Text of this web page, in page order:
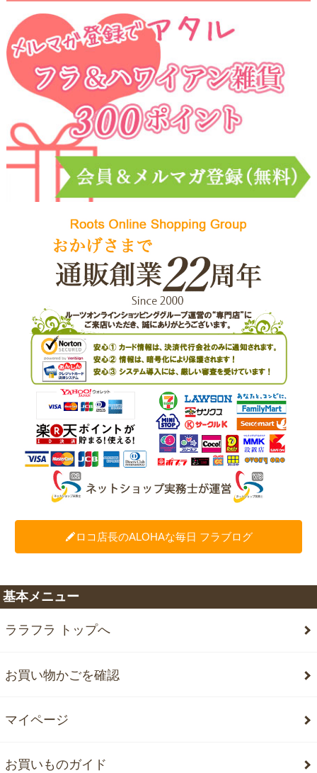
ロコ店長のALOHAな毎日 フラブログ
基本メニュー
ララフラ トップへ
お買い物かごを確認
マイページ
お買いものガイド